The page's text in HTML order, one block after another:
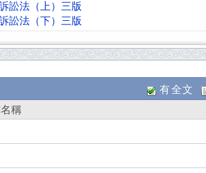
訟法（上）三版
訟法（下）三版
有全文
稱